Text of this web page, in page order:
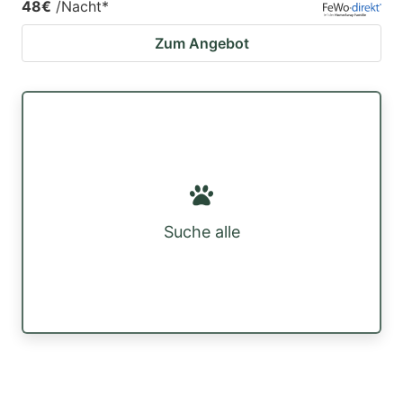
48€ /Nacht*
Zum Angebot
Suche alle